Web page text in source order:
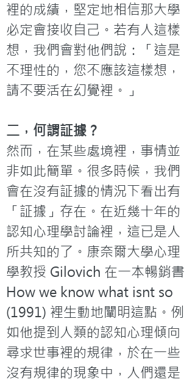
裡的成績，堅定地相信那大學
必定會接收自己。若有人這樣
想，我們會對他們說：「這是
不理性的，您不應該這樣想，
請不要活在幻覺裡。」
二，何謂証據？
然而，在某些處境裡，事情並
非如此簡單。很多時候，我們
會在沒有証據的情況下看出有
「証據」存在。在近幾十年的
認知心理學討論裡，這已是人
所共知的了。康奈爾大學心理
學教授 Gilovich 在一本暢銷書
How we know what isnt so
(1991) 裡生動地闡明這點。例
如他提到人類的認知心理傾向
尋求世事裡的規律，於在一些
沒有規律的現象中，人們還是